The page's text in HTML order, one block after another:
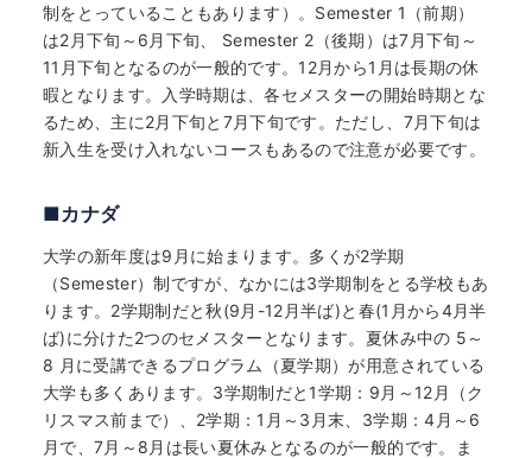
制をとっていることもあります）。Semester 1（前期）
は2月下旬～6月下旬、 Semester 2（後期）は7月下旬～
11月下旬となるのが一般的です。12月から1月は長期の休
暇となります。入学時期は、各セメスターの開始時期とな
るため、主に2月下旬と7月下旬です。ただし、7月下旬は
新入生を受け入れないコースもあるので注意が必要です。
■カナダ
大学の新年度は9月に始まります。多くが2学期
（Semester）制ですが、なかには3学期制をとる学校もあ
ります。2学期制だと秋(9月-12月半ば)と春(1月から4月半
ば)に分けた2つのセメスターとなります。夏休み中の 5～
8 月に受講できるプログラム（夏学期）が用意されている
大学も多くあります。3学期制だと1学期：9月～12月（ク
リスマス前まで）、2学期：1月～3月末、3学期：4月～6
月で、7月～8月は長い夏休みとなるのが一般的です。ま